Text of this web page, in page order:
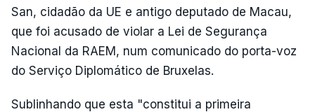
San, cidadão da UE e antigo deputado de Macau,
que foi acusado de violar a Lei de Segurança
Nacional da RAEM, num comunicado do porta-voz
do Serviço Diplomático de Bruxelas.
Sublinhando que esta "constitui a primeira